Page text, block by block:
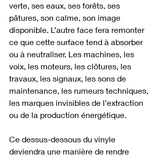
verte, ses eaux, ses forêts, ses
pâtures, son calme, son image
disponible. L’autre face fera remonter
ce que cette surface tend à absorber
ou à neutraliser. Les machines, les
voix, les moteurs, les clôtures, les
travaux, les signaux, les sons de
maintenance, les rumeurs techniques,
les marques invisibles de l’extraction
ou de la production énergétique.
Ce dessus-dessous du vinyle
deviendra une manière de rendre